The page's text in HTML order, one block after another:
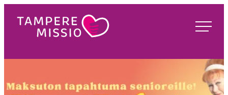
suoraan
sisältöön
TampereMissio